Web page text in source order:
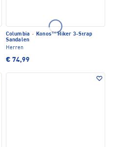
Columbia · Konos™ Hiker 3-Strap
Sandalen
Herren
€ 74,99